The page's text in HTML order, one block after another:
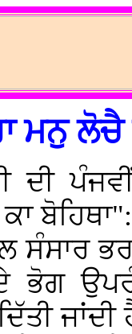
ਮਨੁ
ਦੀ
ਕਾ
ਸੰਸਾਰ
ਭੋਗ